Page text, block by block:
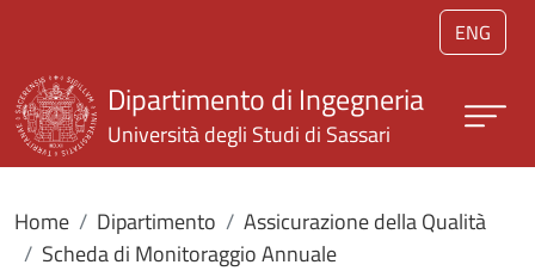
Salta al contenuto principale
ENG
Dipartimento di Ingegneria
Università degli Studi di Sassari
Home Dipartimento
Assicurazione della Qualità
Scheda di Monitoraggio Annuale